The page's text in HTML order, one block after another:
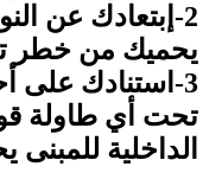
2-إبتعادك عن
يحميك من خطر
3-استنادك على
تحت أي طاولة
الداخلية